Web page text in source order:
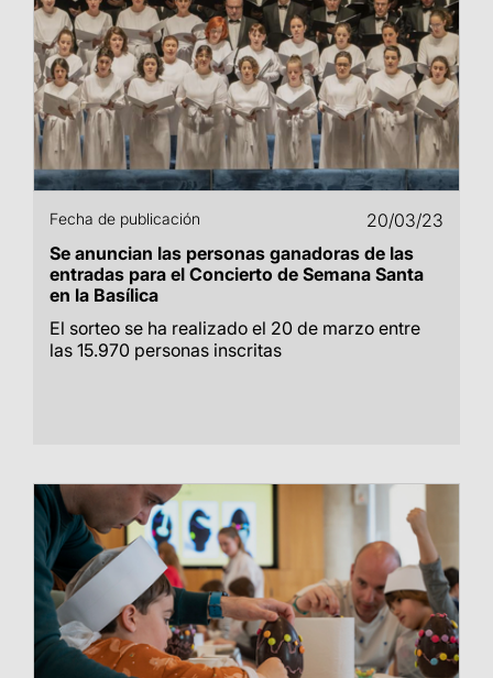
Fecha de publicación
20/03/23
Se anuncian las personas ganadoras de las
entradas para el Concierto de Semana Santa
en la Basílica
El sorteo se ha realizado el 20 de marzo entre
las 15.970 personas inscritas